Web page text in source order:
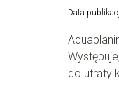
Data
do utraty